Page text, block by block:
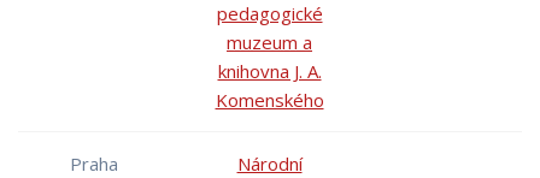
pedagogické
muzeum a
knihovna J. A.
Komenského
Praha
Národní